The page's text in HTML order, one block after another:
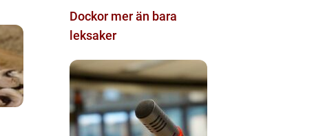
Dockor mer än bara
leksaker